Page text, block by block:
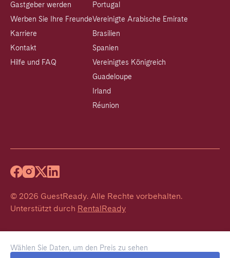
Wählen Sie Daten, um den Preis zu sehen
Gastgeber werden
Werben Sie Ihre Freunde
Karriere
Kontakt
Hilfe und FAQ
Portugal
Vereinigte Arabische Emirate
Brasilien
Spanien
Vereinigtes Königreich
Guadeloupe
Irland
Réunion
© 2026 GuestReady. Alle Rechte vorbehalten.
Unterstützt durch RentalReady